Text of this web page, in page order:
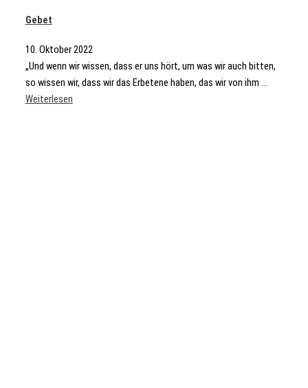
Gebet
10. Oktober 2022
„Und wenn wir wissen, dass er uns hört, um was wir auch bitten,
so wissen wir, dass wir das Erbetene haben, das wir von ihm ...
Weiterlesen